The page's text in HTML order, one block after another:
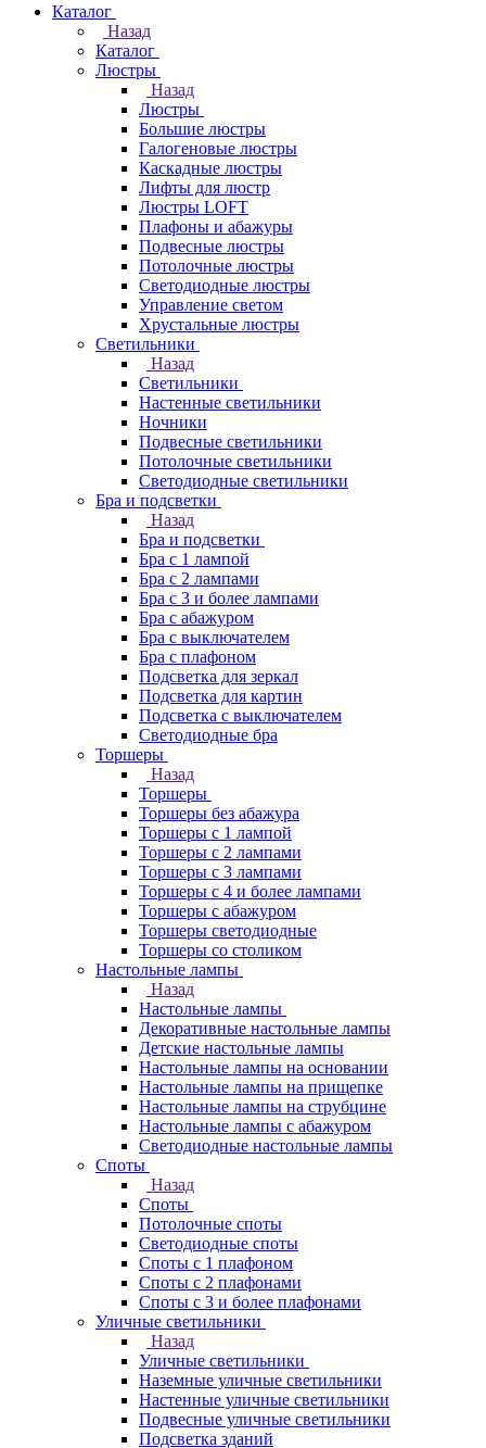
Каталог
Назад
Каталог
Люстры
Назад
Люстры
Большие люстры
Галогеновые люстры
Каскадные люстры
Лифты для люстр
Люстры LOFT
Плафоны и абажуры
Подвесные люстры
Потолочные люстры
Светодиодные люстры
Управление светом
Хрустальные люстры
Светильники
Назад
Светильники
Настенные светильники
Ночники
Подвесные светильники
Потолочные светильники
Светодиодные светильники
Бра и подсветки
Назад
Бра и подсветки
Бра с 1 лампой
Бра с 2 лампами
Бра с 3 и более лампами
Бра с абажуром
Бра с выключателем
Бра с плафоном
Подсветка для зеркал
Подсветка для картин
Подсветка с выключателем
Светодиодные бра
Торшеры
Назад
Торшеры
Торшеры без абажура
Торшеры с 1 лампой
Торшеры с 2 лампами
Торшеры с 3 лампами
Торшеры с 4 и более лампами
Торшеры с абажуром
Торшеры светодиодные
Торшеры со столиком
Настольные лампы
Назад
Настольные лампы
Декоративные настольные лампы
Детские настольные лампы
Настольные лампы на основании
Настольные лампы на прищепке
Настольные лампы на струбцине
Настольные лампы с абажуром
Светодиодные настольные лампы
Споты
Назад
Споты
Потолочные споты
Светодиодные споты
Споты с 1 плафоном
Споты с 2 плафонами
Споты с 3 и более плафонами
Уличные светильники
Назад
Уличные светильники
Наземные уличные светильники
Настенные уличные светильники
Подвесные уличные светильники
Подсветка зданий